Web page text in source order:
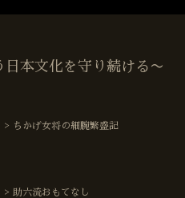
本文化を守り続ける〜
ちかげ女将の細腕繁盛記
助六流おもてなし